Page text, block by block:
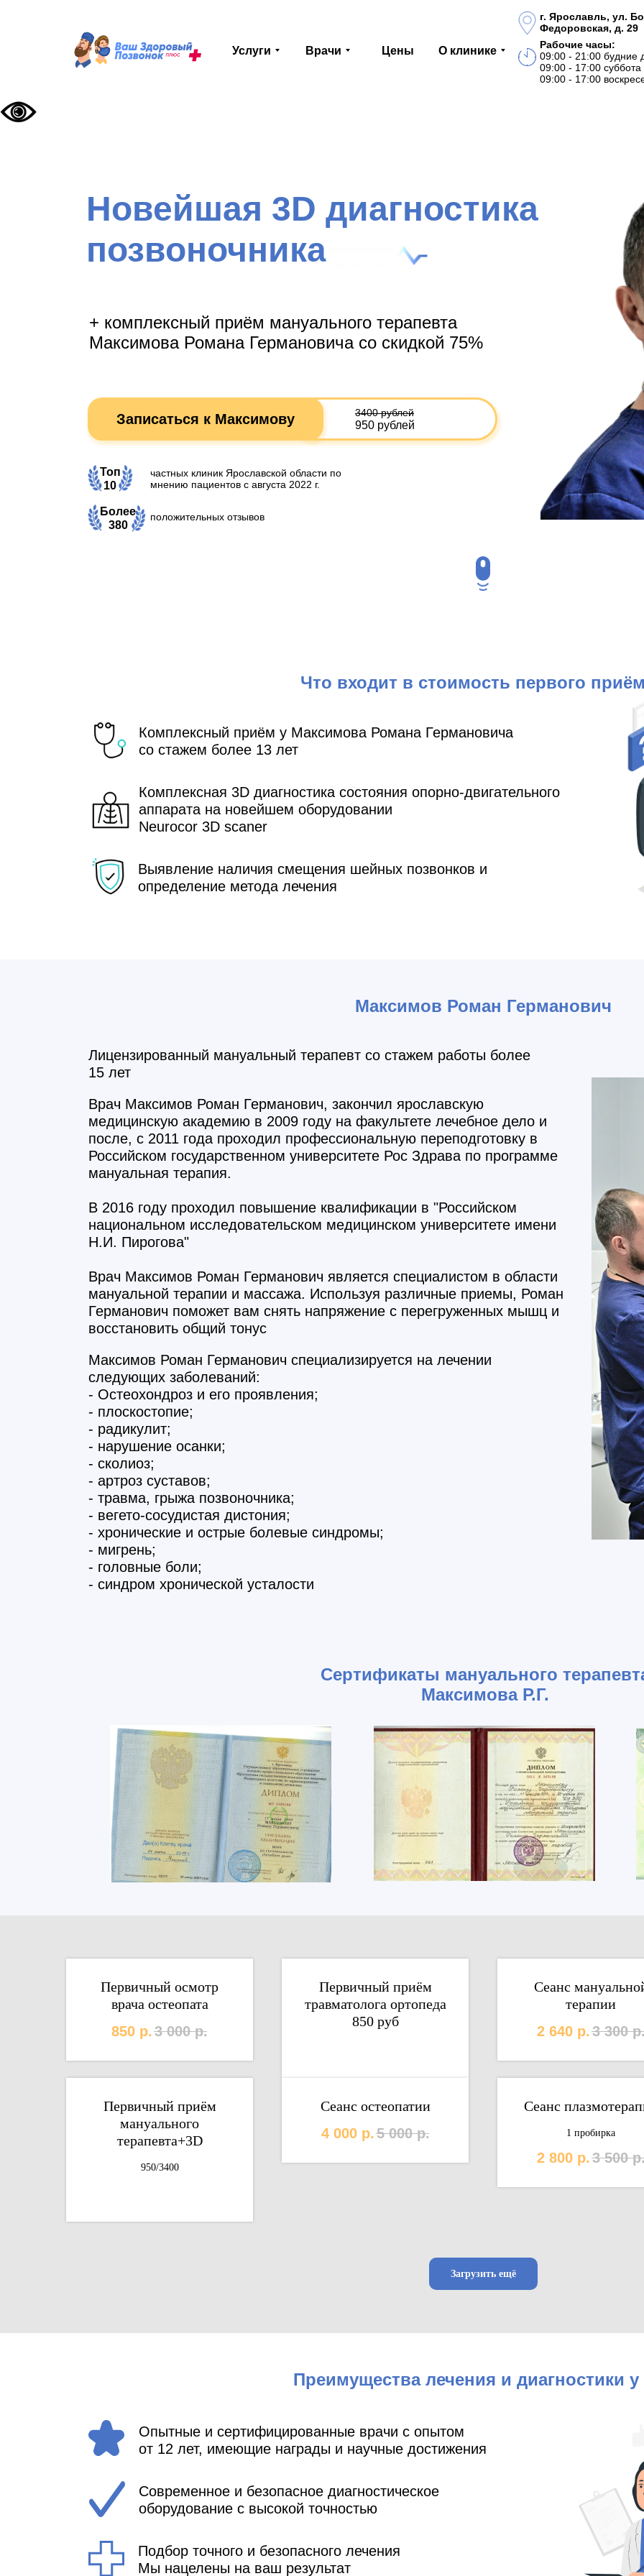
г. Ярославль, ул.
Федоровская, д. 29
Услуги
Рабочие часы:
09:00 - 21:00 будние
09:00 - 17:00 суббота
09:00 - 17:00
Врачи Цены О клинике
Новейшая 3D диагностика
позвоночника
+ комплексный приём мануального терапевта
Максимова Романа Германовича со скидкой 75%
Записаться к Максимову
Топ
10
частных клиник Ярославской области по
мнению пациентов с августа 2022 г.
Более
380
положительных отзывов
950 рублей
3400 рублей
Что входит в стоимость первого
Комплексный приём у Максимова Романа Германовича
со стажем более 13 лет
Комплексная 3D диагностика состояния опорно-двигательного
аппарата на новейшем оборудовании
Neurocor 3D scaner
Выявление наличия смещения шейных позвонков и
определение метода лечения
Максимов Роман Германович
Лицензированный мануальный терапевт со стажем работы более
15 лет
Врач Максимов Роман Германович, закончил ярославскую
медицинскую академию в 2009 году на факультете лечебное дело и
после, c 2011 года проходил профессиональную переподготовку в
Российском государственном университете Рос Здрава по программе
мануальная терапия.
В 2016 году проходил повышение квалификации в "Российском
национальном исследовательском медицинском университете имени
Н.И. Пирогова"
Врач Максимов Роман Германович является специалистом в области
мануальной терапии и массажа. Используя различные приемы, Роман
Германович поможет вам снять напряжение с перегруженных мышц и
восстановить общий тонус
Максимов Роман Германович специализируется на лечении
следующих заболеваний:
- Остеохондроз и его проявления;
- плоскостопие;
- радикулит;
- нарушение осанки;
- сколиоз;
- артроз суставов;
- травма, грыжа позвоночника;
- вегето-сосудистая дистония;
- хронические и острые болевые синдромы;
- мигрень;
- головные боли;
- синдром хронической усталости
Сертификаты мануального
Максимова Р.Г.
Первичный осмотр
врача остеопата
850 р.3 000 р.
Первичный приём
травматолога ортопеда
850 руб
Сеанс
терапии
2 640 р.3 300
Первичный приём
мануального
терапевта+3D
950/3400
Сеанс остеопатии
4 000 р.5 000 р.
Сеанс
1 пробирка
2 800 р.3 500
Загрузить ещё
Преимущества лечения и диагностики у
Опытные и сертифицированные врачи с опытом
от 12 лет, имеющие награды и научные достижения
Современное и безопасное диагностическое
оборудование с высокой точностью
Подбор точного и безопасного лечения
Мы нацелены на ваш результат